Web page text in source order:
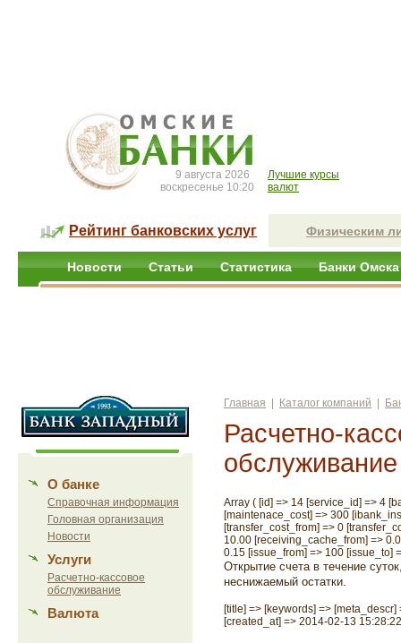
9 августа 2026
воскресенье 10:20
Лучшие курсы
валют
Рейтинг банковских услуг Физическим
Новости Статьи Статистика Банки Омска
О банке
Справочная информация
Головная организация
Новости
Услуги
Расчетно-кассовое
обслуживание
Валюта
Главная Каталог компаний
Расчетно-
обслуживание
Array ( [id] => 14 [service_id] => 4
[maintenace_cost] => 300
[transfer_cost_from] => 0
10.00 [receiving_cache_from] =>
0.15 [issue_from] => 100 [issue_to]
Открытие счета в течение
неснижаемый остатки.
[title] => [keywords] =>
[created_at] => 2014-02-13